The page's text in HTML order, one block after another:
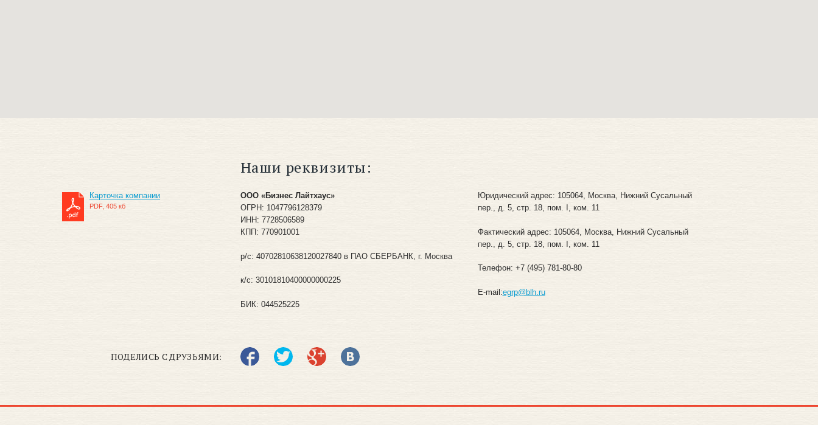
Наши реквизиты:
Карточка компании
PDF, 405 кб
ООО «Бизнес Лайтхаус»
ОГРН: 1047796128379
ИНН: 7728506589
КПП: 770901001
р/с: 40702810638120027840 в ПАО СБЕРБАНК, г. Москва
к/с: 30101810400000000225
БИК: 044525225
Юридический адрес: 105064, Москва, Нижний Сусальный
пер., д. 5, стр. 18, пом. I, ком. 11
Фактический адрес: 105064, Москва, Нижний Сусальный
пер., д. 5, стр. 18, пом. I, ком. 11
Телефон: +7 (495) 781-80-80
E-mail:egrp@blh.ru
ПОДЕЛИСЬ С ДРУЗЬЯМИ: